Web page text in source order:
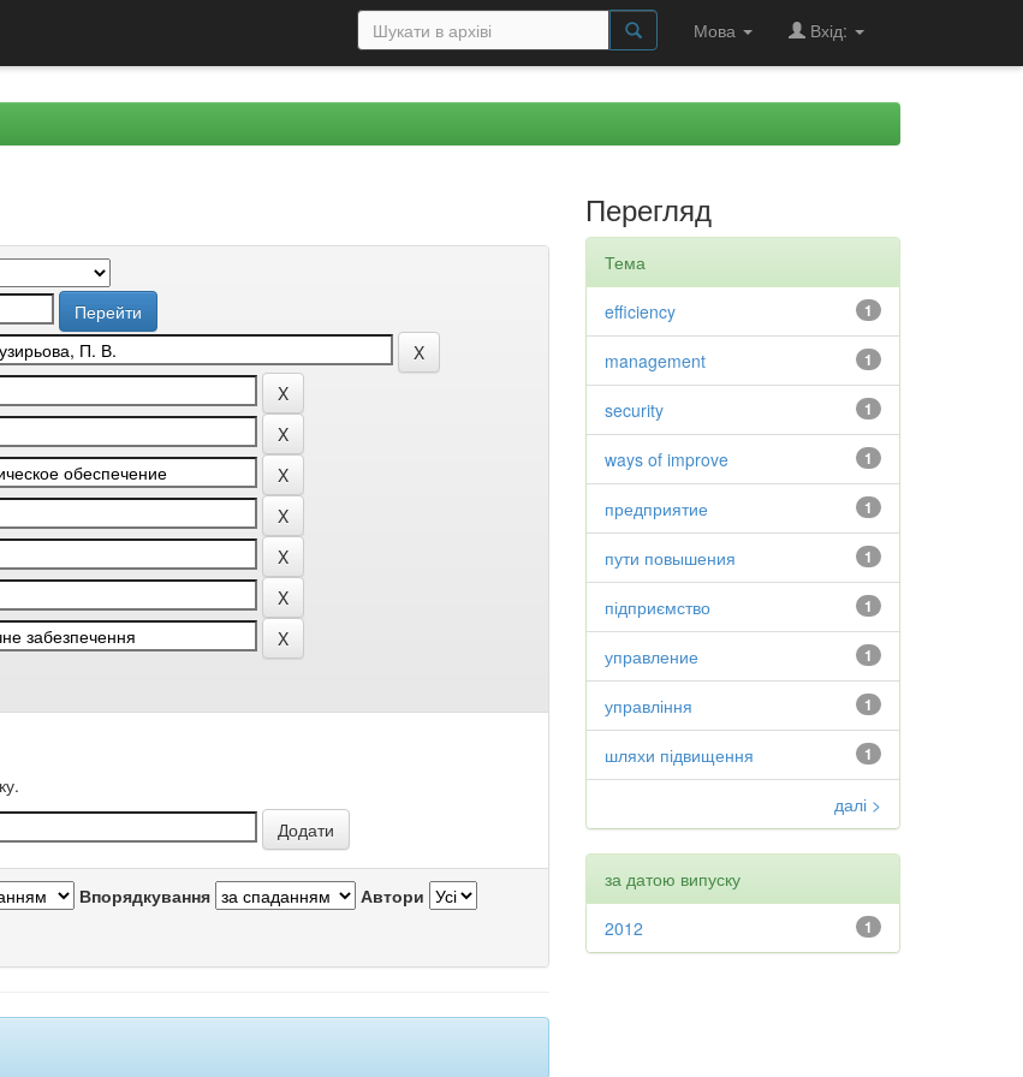
Мова Вхід:
Впорядкування Автори
Перегляд
Тема
1
efficiency
1
management
1
security
1
ways of improve
1
предприятие
1
пути повышения
1
підприємство
1
управление
1
управління
1
шляхи підвищення
далі >
за датою випуску
1
2012